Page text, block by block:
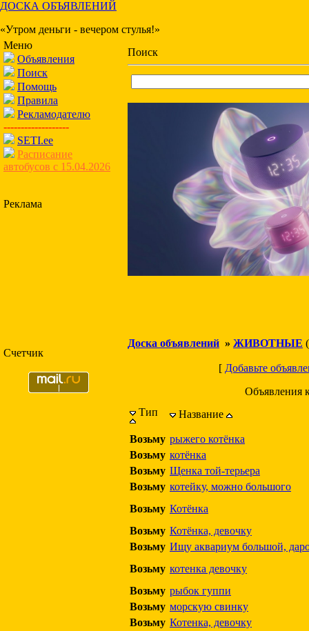
ДОСКА ОБЪЯВЛЕНИЙ
«Утром деньги - вечером стулья!»
Меню
Объявления
Поиск
Помощь
Правила
Рекламодателю
-------------------
SETI.ee
Расписание
автобусов с 15.04.2026
Реклама
Счетчик
Поиск
Доска объявлений » ЖИВОТНЫЕ
[ Добавьте
Объявления
Тип
Название
Возьму рыжего котёнка
Возьму котёнка
Возьму Щенка той-терьера
Возьму котейку, можно большого
Возьму Котёнка
Возьму Котёнка, девочку
Возьму Ищу аквариум большой,
Возьму котенка девочку
Возьму рыбок гуппи
Возьму морскую свинку
Возьму Котенка, девочку